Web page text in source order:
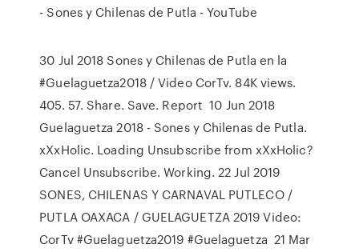
- Sones y Chilenas de Putla - YouTube
30 Jul 2018 Sones y Chilenas de Putla en la
#Guelaguetza2018 / Video CorTv. 84K views.
405. 57. Share. Save. Report 10 Jun 2018
Guelaguetza 2018 - Sones y Chilenas de Putla.
xXxHolic. Loading Unsubscribe from xXxHolic?
Cancel Unsubscribe. Working. 22 Jul 2019
SONES, CHILENAS Y CARNAVAL PUTLECO /
PUTLA OAXACA / GUELAGUETZA 2019 Video:
CorTv #Guelaguetza2019 #Guelaguetza 21 Mar